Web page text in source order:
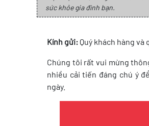
sức khỏe gia đình bạn.
Kính gửi: Quý khách hàng và
Chúng tôi rất vui mừng
nhiều cải tiến đáng chú ý
ngày.